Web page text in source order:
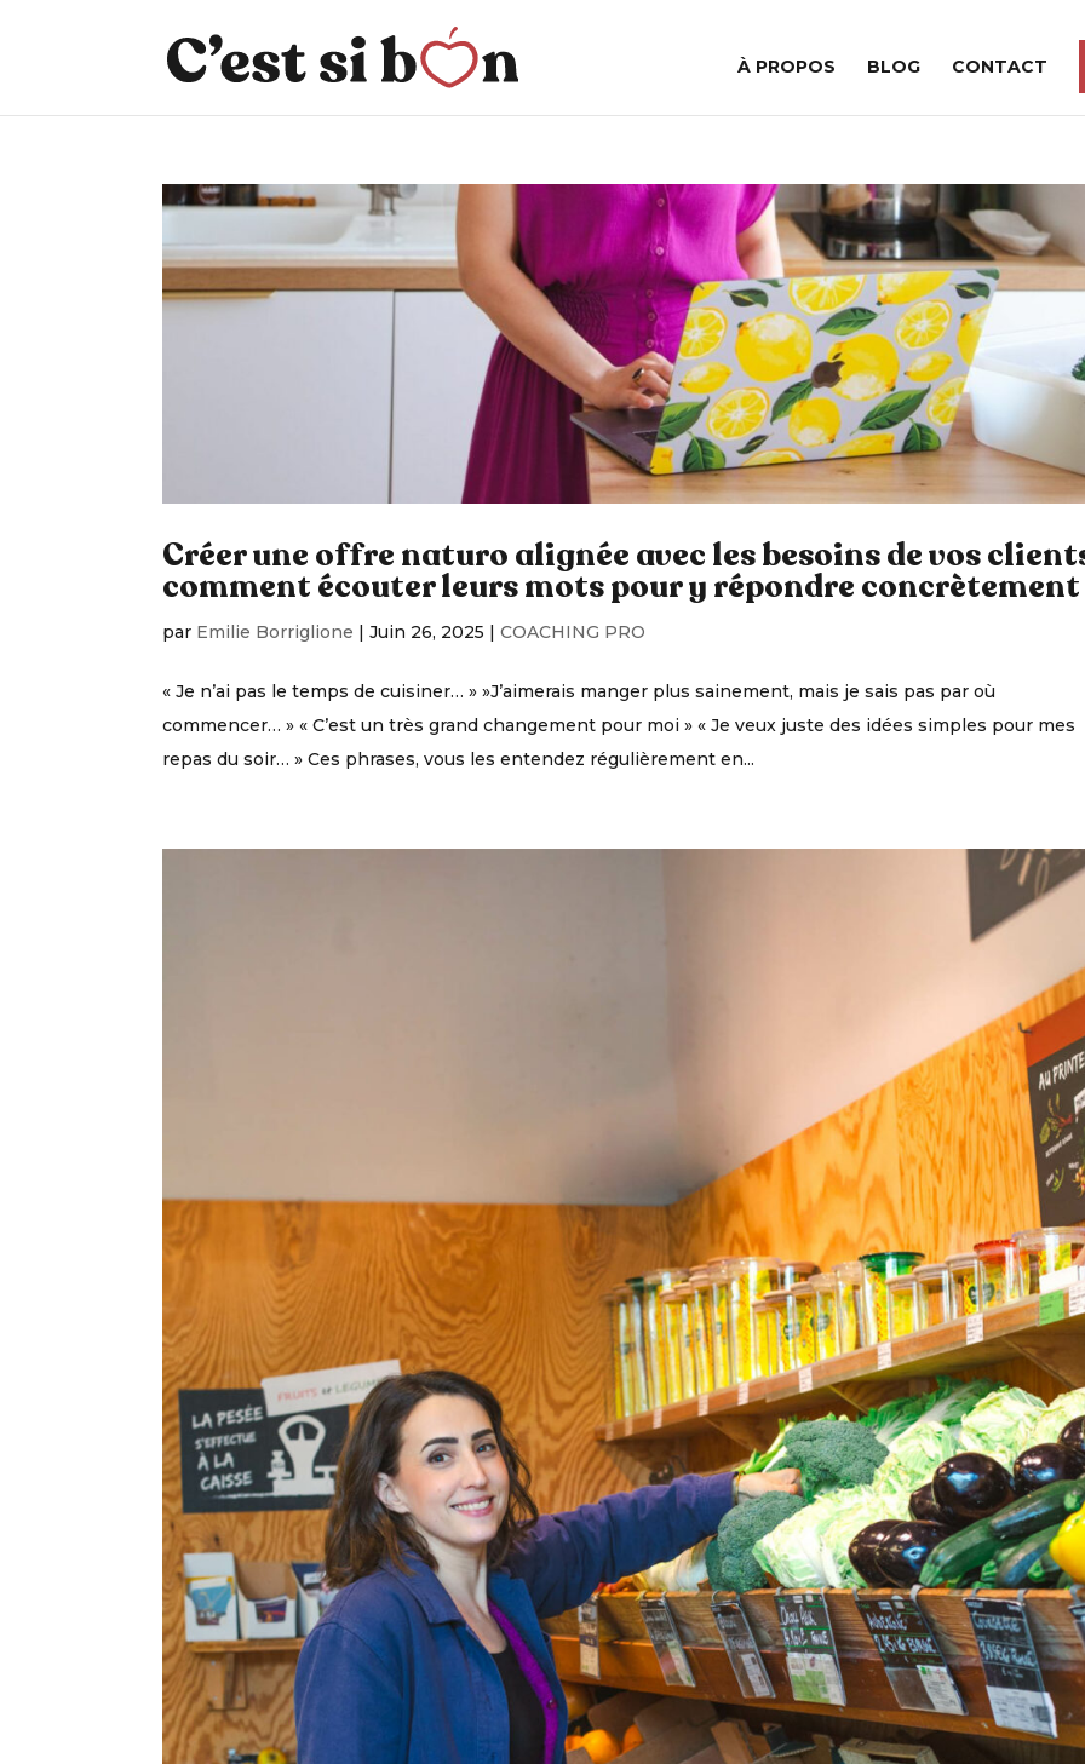
À PROPOS BLOG CONTACT
Créer une offre naturo alignée avec les besoins de vos
comment écouter leurs mots pour y répondre concrètement
par Emilie Borriglione |Juin 26, 2025 |COACHING PRO
« Je n’ai pas le temps de cuisiner… » »J’aimerais manger plus sainement, mais je sais pas par où
commencer… » « C’est un très grand changement pour moi » « Je veux juste des idées simples pour mes
repas du soir… » Ces phrases, vous les entendez régulièrement en...